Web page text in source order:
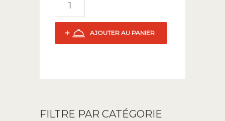
AJOUTER AU PANIER
FILTRE PAR CATÉGORIE